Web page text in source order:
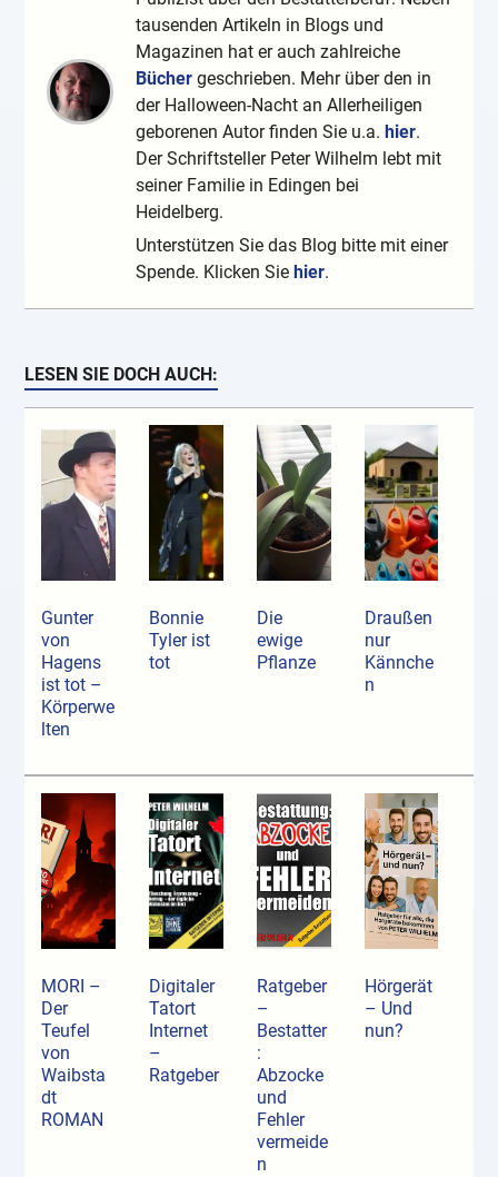
tausenden Artikeln in Blogs und
Magazinen hat er auch zahlreiche
Bücher geschrieben. Mehr über den in
der Halloween-Nacht an Allerheiligen
geborenen Autor finden Sie u.a. hier.
Der Schriftsteller Peter Wilhelm lebt mit
seiner Familie in Edingen bei
Heidelberg.
Unterstützen Sie das Blog bitte mit einer
Spende. Klicken Sie hier.
LESEN SIE DOCH AUCH:
Gunter
von
Hagens
ist tot –
Körperwe
lten
Bonnie
Tyler ist
tot
Die
ewige
Pflanze
Draußen
nur
Kännche
n
MORI –
Der
Teufel
von
Waibsta
dt
ROMAN
Digitaler
Tatort
Internet
–
Ratgeber
Ratgeber
–
Bestatter
:
Abzocke
und
Fehler
vermeide
n
Hörgerät
– Und
nun?